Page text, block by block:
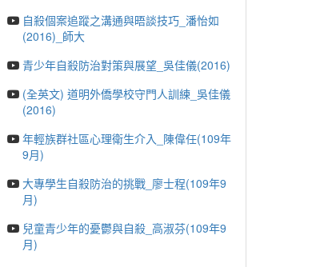
自殺個案追蹤之溝通與晤談技巧_潘怡如
(2016)_師大
青少年自殺防治對策與展望_吳佳儀(2016)
(全英文) 道明外僑學校守門人訓練_吳佳儀
(2016)
年輕族群社區心理衛生介入_陳偉任(109年
9月)
大專學生自殺防治的挑戰_廖士程(109年9
月)
兒童青少年的憂鬱與自殺_高淑芬(109年9
月)